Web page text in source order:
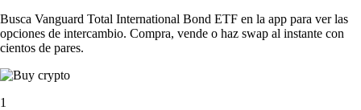
Busca Vanguard Total International Bond ETF en la app para ver las
opciones de intercambio. Compra, vende o haz swap al instante con
cientos de pares.
1